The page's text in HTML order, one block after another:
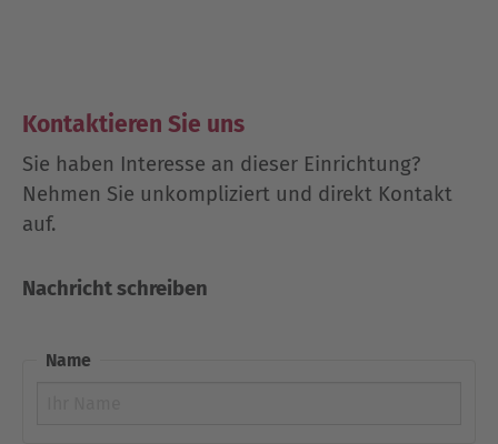
Kontaktieren Sie uns
Sie haben Interesse an dieser Einrichtung?
Nehmen Sie unkompliziert und direkt Kontakt
auf.
Nachricht schreiben
Name